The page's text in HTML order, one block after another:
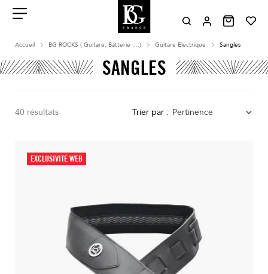
contenu
Accueil BG ROCKS ( Guitare, Batterie ,...) Guitare Electrique Sangles
SANGLES
40 résultats Trier par : Pertinence
EXCLUSIVITÉ WEB